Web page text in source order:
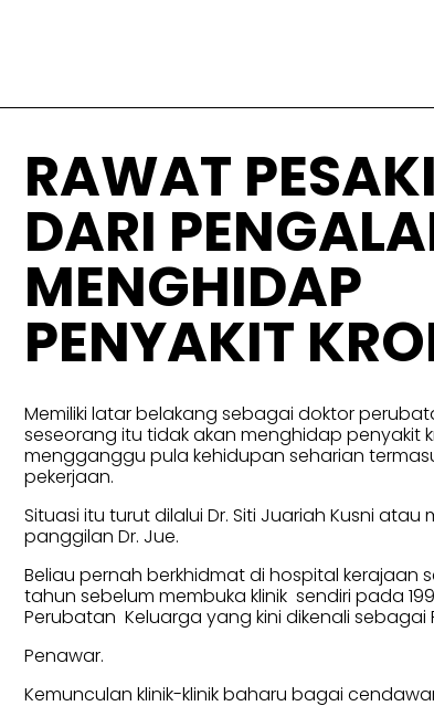
RAWAT
DARI
MENGHIDAP
PENYAKIT
Memiliki latar belakang sebagai doktor
seseorang itu tidak akan menghidap penyakit
mengganggu pula kehidupan seharian
pekerjaan.
Situasi itu turut dilalui Dr. Siti Juariah Kusni atau
panggilan Dr. Jue.
Beliau pernah berkhidmat di hospital kerajaan
tahun sebelum membuka klinik sendiri pada
Perubatan Keluarga yang kini dikenali sebagai
Penawar.
Kemunculan klinik-klinik baharu bagai